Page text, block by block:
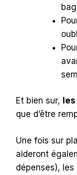
Et bien sur,
que d’être
Une fois sur
aideront
dépenses),